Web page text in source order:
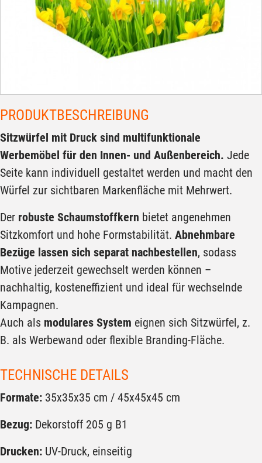
PRODUKTBESCHREIBUNG
Sitzwürfel mit Druck sind multifunktionale
Werbemöbel für den Innen- und Außenbereich. Jede
Seite kann individuell gestaltet werden und macht den
Würfel zur sichtbaren Markenfläche mit Mehrwert.
Der robuste Schaumstoffkern bietet angenehmen
Sitzkomfort und hohe Formstabilität. Abnehmbare
Bezüge lassen sich separat nachbestellen, sodass
Motive jederzeit gewechselt werden können –
nachhaltig, kosteneffizient und ideal für wechselnde
Kampagnen.
Auch als modulares System eignen sich Sitzwürfel, z.
B. als Werbewand oder flexible Branding-Fläche.
TECHNISCHE DETAILS
Formate: 35x35x35 cm / 45x45x45 cm
Bezug: Dekorstoff 205 g B1
Drucken: UV-Druck, einseitig